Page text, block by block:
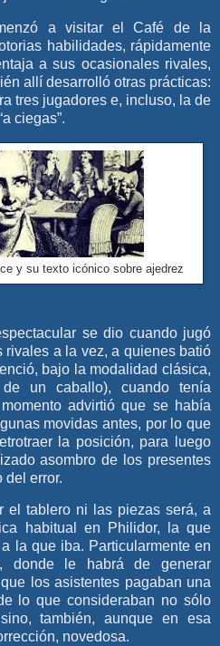
a visitar el Café de la
habilidades, rápidamente
a sus ocasionales rivales,
allí desarrolló otras prácticas:
tres jugadores e, incluso, la de
ciegas”.
y su texto icónico sobre ajedrez
se dio cuando jugó
rivales a la vez, a quienes batió
bajo la modalidad clásica,
un caballo), cuando tenía
advirtió que se había
movidas antes, por lo que
la posición, para luego
asombro de los presentes
del error.
el tablero ni las piezas será, a
habitual en Philidor, la que
la que iba. Particularmente en
donde le habrá de generar
los asistentes pagaban una
lo que consideraban no sólo
también, aunque en esa
novedosa.